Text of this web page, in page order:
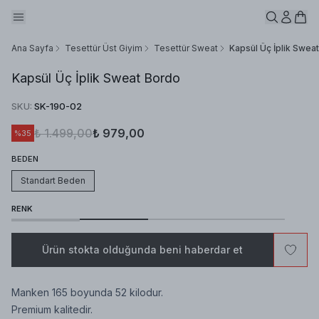
Ana Sayfa Tesettür Üst Giyim Tesettür Sweat Kapsül Üç İplik
Kapsül Üç İplik Sweat Bordo
SKU: SK-190-02
%35 ₺ 1.499,00₺ 979,00
BEDEN
Standart Beden
RENK
Ürün stokta olduğunda beni haberdar et
Manken 165 boyunda 52 kilodur.
Premium kalitedir.